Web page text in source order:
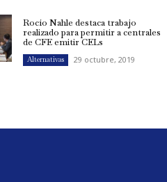
Rocío Nahle destaca trabajo
realizado para permitir a centrales
de CFE emitir CELs
Alternativas 29 octubre, 2019